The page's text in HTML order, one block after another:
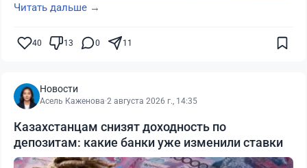
Читать дальше →
40 13 0 11
Новости
Асель Каженова·2 августа 2026 г., 14:35
Казахстанцам снизят доходность по
депозитам: какие банки уже изменили ставки